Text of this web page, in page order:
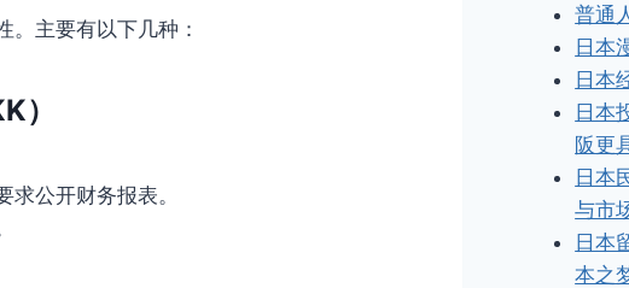
。主要有以下几种：
）
求公开财务报表。
普通
日本
日本
日本
阪更
日本
与市
日本
本之